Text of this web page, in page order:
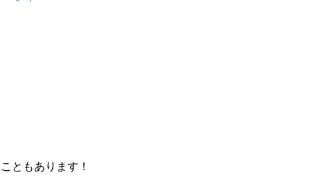
ともあります！